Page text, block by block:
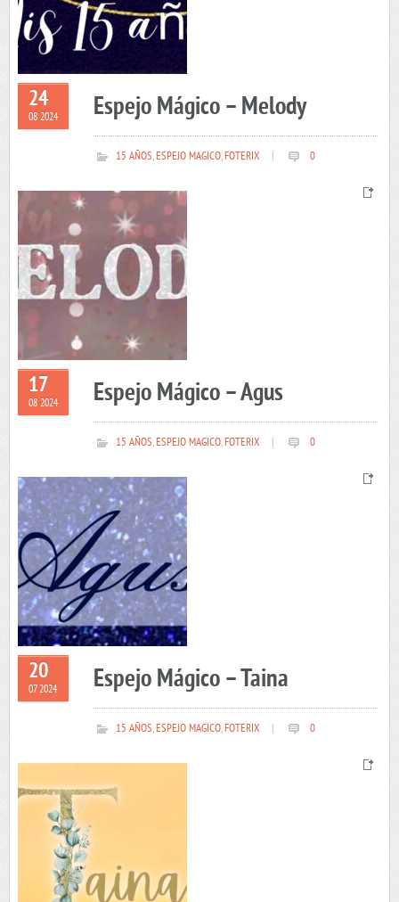
24
08 2024 Espejo Mágico – Melody
15 AÑOS,ESPEJO MAGICO,FOTERIX 0
17
08 2024 Espejo Mágico – Agus
15 AÑOS,ESPEJO MAGICO,FOTERIX 0
20
07 2024 Espejo Mágico – Taina
15 AÑOS,ESPEJO MAGICO,FOTERIX 0